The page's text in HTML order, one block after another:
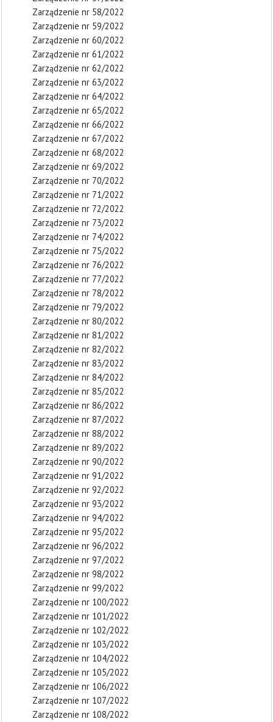
Zarządzenie nr 58/2022
Zarządzenie nr 59/2022
Zarządzenie nr 60/2022
Zarządzenie nr 61/2022
Zarządzenie nr 62/2022
Zarządzenie nr 63/2022
Zarządzenie nr 64/2022
Zarządzenie nr 65/2022
Zarządzenie nr 66/2022
Zarządzenie nr 67/2022
Zarządzenie nr 68/2022
Zarządzenie nr 69/2022
Zarządzenie nr 70/2022
Zarządzenie nr 71/2022
Zarządzenie nr 72/2022
Zarządzenie nr 73/2022
Zarządzenie nr 74/2022
Zarządzenie nr 75/2022
Zarządzenie nr 76/2022
Zarządzenie nr 77/2022
Zarządzenie nr 78/2022
Zarządzenie nr 79/2022
Zarządzenie nr 80/2022
Zarządzenie nr 81/2022
Zarządzenie nr 82/2022
Zarządzenie nr 83/2022
Zarządzenie nr 84/2022
Zarządzenie nr 85/2022
Zarządzenie nr 86/2022
Zarządzenie nr 87/2022
Zarządzenie nr 88/2022
Zarządzenie nr 89/2022
Zarządzenie nr 90/2022
Zarządzenie nr 91/2022
Zarządzenie nr 92/2022
Zarządzenie nr 93/2022
Zarządzenie nr 94/2022
Zarządzenie nr 95/2022
Zarządzenie nr 96/2022
Zarządzenie nr 97/2022
Zarządzenie nr 98/2022
Zarządzenie nr 99/2022
Zarządzenie nr 100/2022
Zarządzenie nr 101/2022
Zarządzenie nr 102/2022
Zarządzenie nr 103/2022
Zarządzenie nr 104/2022
Zarządzenie nr 105/2022
Zarządzenie nr 106/2022
Zarządzenie nr 107/2022
Zarządzenie nr 108/2022